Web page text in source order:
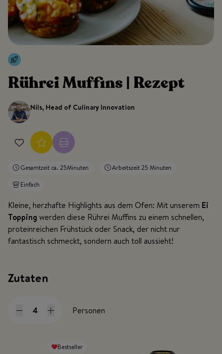
Rührei Muffins | Rezept
Nils, Head of Culinary Innovation
Gesamtzeit ca. 25Minuten
Arbeitszeit 25 Minuten
Einfach
Kleine, herzhafte Highlights aus dem Ofen: Mit unserem Ei
Topping werden diese Rührei Muffins zu einem schnellen,
proteinreichen Frühstück oder Snack, der nicht nur
fantastisch schmeckt, sondern auch toll aussieht!
Zutaten
Personen
Bestseller